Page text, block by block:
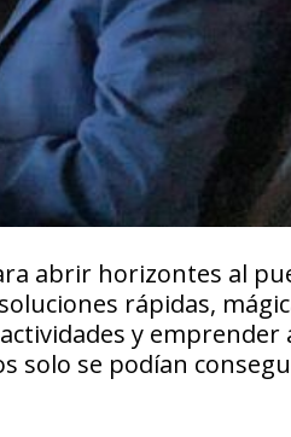
abrir horizontes al
rápidas,
y emprender
solo se podían